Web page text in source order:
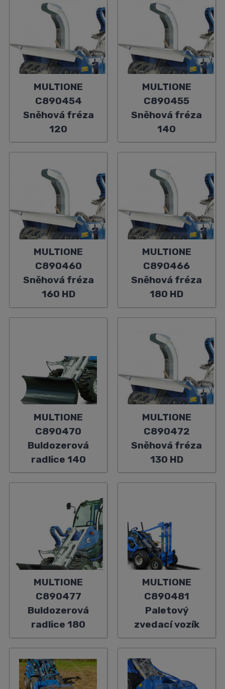
MULTIONE
C890454
Sněhová fréza
120
MULTIONE
C890455
Sněhová fréza
140
MULTIONE
C890460
Sněhová fréza
160 HD
MULTIONE
C890466
Sněhová fréza
180 HD
MULTIONE
C890470
Buldozerová
radlice 140
MULTIONE
C890472
Sněhová fréza
130 HD
MULTIONE
C890477
Buldozerová
radlice 180
MULTIONE
C890481
Paletový
zvedací vozík